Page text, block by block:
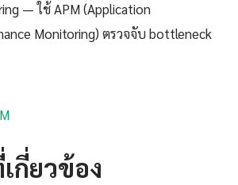
— ใช้ APM (Application
Monitoring) ตรวจจับ bottleneck
กี่ยวข้อง